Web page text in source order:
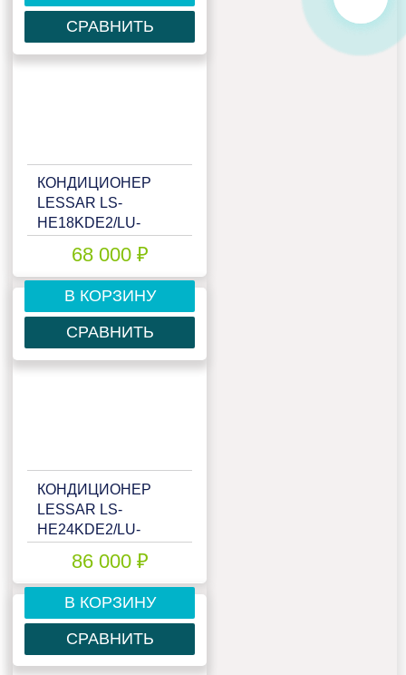
СРАВНИТЬ
КОНДИЦИОНЕР
LESSAR LS-
HE18KDE2/LU-
68 000 ₽
В КОРЗИНУ
СРАВНИТЬ
КОНДИЦИОНЕР
LESSAR LS-
HE24KDE2/LU-
86 000 ₽
В КОРЗИНУ
СРАВНИТЬ